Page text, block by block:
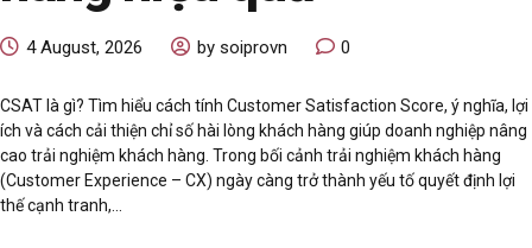
4 August, 2026 by soiprovn 0
CSAT là gì? Tìm hiểu cách tính Customer Satisfaction Score, ý nghĩa, lợi
ích và cách cải thiện chỉ số hài lòng khách hàng giúp doanh nghiệp nâng
cao trải nghiệm khách hàng. Trong bối cảnh trải nghiệm khách hàng
(Customer Experience – CX) ngày càng trở thành yếu tố quyết định lợi
thế cạnh tranh,...